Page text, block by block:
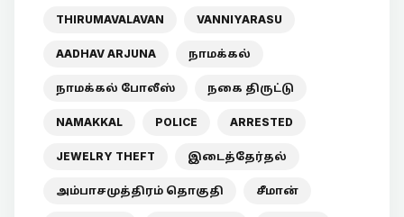
THIRUMAVALAVAN VANNIYARASU
AADHAV ARJUNA நாமக்கல்
நாமக்கல் போலீஸ் நகை திருட்டு
NAMAKKAL POLICE ARRESTED
JEWELRY THEFT இடைத்தேர்தல்
அம்பாசமுத்திரம் தொகுதி சீமான்